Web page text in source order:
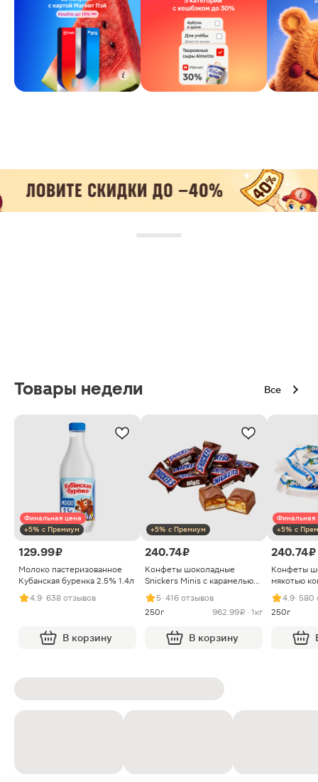
Товары недели Все
Финальная цена
+5% с Премиум
129.99 ₽
Молоко пастеризованное
Кубанская буренка 2.5% 1.4л
4.9· 638 отзывов
В корзину
+5% с Премиум
240.74 ₽
Конфеты шоколадные
Snickers Minis с карамелью
арахисом и нугой
5· 416 отзывов
250г
962.99 ₽ · 1кг
В корзину
Финальная
+5% с
240.74 ₽
Конфеты
мякотью
4.9· 580
250г